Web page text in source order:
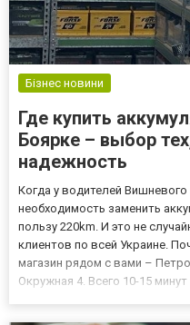
Бізнес новини
Где купить
Боярке – выбор
надежность
Когда у водителей
необходимость заменить
пользу 220km. И это не
клиентов по всей Украине.
магазин рядом с вами –
Окружная 4. Всего 10-15